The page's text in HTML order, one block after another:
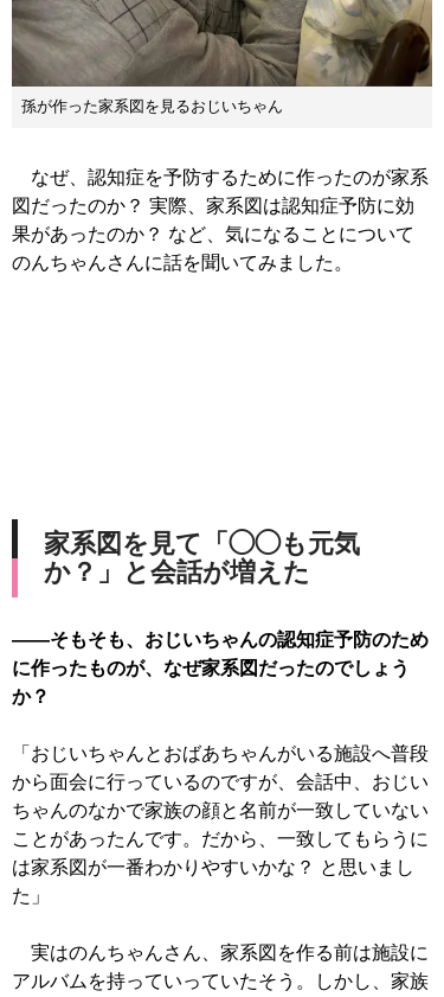
孫が作った家系図を見るおじいちゃん
なぜ、認知症を予防するために作ったのが家系
図だったのか？ 実際、家系図は認知症予防に効
果があったのか？ など、気になることについて
のんちゃんさんに話を聞いてみました。
家系図を見て「◯◯も元気
か？」と会話が増えた
――そもそも、おじいちゃんの認知症予防のため
に作ったものが、なぜ家系図だったのでしょう
か？
「おじいちゃんとおばあちゃんがいる施設へ普段
から面会に行っているのですが、会話中、おじい
ちゃんのなかで家族の顔と名前が一致していない
ことがあったんです。だから、一致してもらうに
は家系図が一番わかりやすいかな？ と思いまし
た」
実はのんちゃんさん、家系図を作る前は施設に
アルバムを持っていっていたそう。しかし、家族